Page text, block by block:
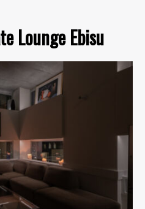
Lounge Ebisu